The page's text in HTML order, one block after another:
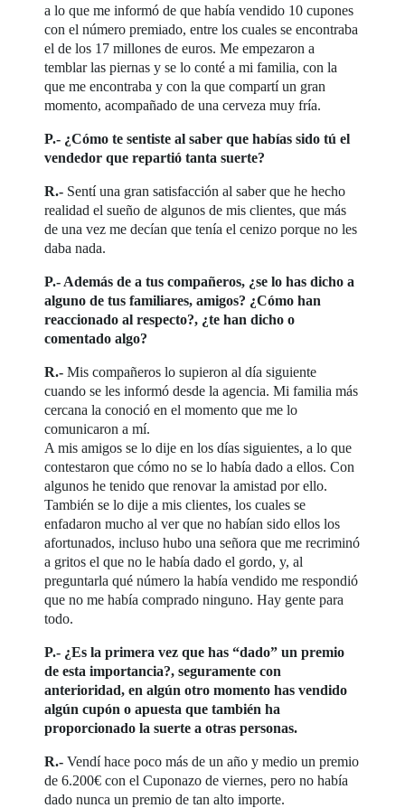
a lo que me informó de que había vendido 10 cupones
con el número premiado, entre los cuales se encontraba
el de los 17 millones de euros. Me empezaron a
temblar las piernas y se lo conté a mi familia, con la
que me encontraba y con la que compartí un gran
momento, acompañado de una cerveza muy fría.
P.- ¿Cómo te sentiste al saber que habías sido tú el
vendedor que repartió tanta suerte?
R.- Sentí una gran satisfacción al saber que he hecho
realidad el sueño de algunos de mis clientes, que más
de una vez me decían que tenía el cenizo porque no les
daba nada.
P.- Además de a tus compañeros, ¿se lo has dicho a
alguno de tus familiares, amigos? ¿Cómo han
reaccionado al respecto?, ¿te han dicho o
comentado algo?
R.- Mis compañeros lo supieron al día siguiente
cuando se les informó desde la agencia. Mi familia más
cercana la conoció en el momento que me lo
comunicaron a mí.
A mis amigos se lo dije en los días siguientes, a lo que
contestaron que cómo no se lo había dado a ellos. Con
algunos he tenido que renovar la amistad por ello.
También se lo dije a mis clientes, los cuales se
enfadaron mucho al ver que no habían sido ellos los
afortunados, incluso hubo una señora que me recriminó
a gritos el que no le había dado el gordo, y, al
preguntarla qué número la había vendido me respondió
que no me había comprado ninguno. Hay gente para
todo.
P.- ¿Es la primera vez que has “dado” un premio
de esta importancia?, seguramente con
anterioridad, en algún otro momento has vendido
algún cupón o apuesta que también ha
proporcionado la suerte a otras personas.
R.- Vendí hace poco más de un año y medio un premio
de 6.200€ con el Cuponazo de viernes, pero no había
dado nunca un premio de tan alto importe.